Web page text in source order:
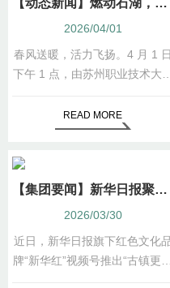
【动态新闻】燃动石湖，青春逐梦 ——2026 “华成杯” 苏州职业技术大学石湖“亲春跑”活力开跑
2026/04/01
春风送暖，活力飞扬。4 月 1 日
下午 1 点，由苏州职业技术大学
公司承接承办的2026 “华成杯”
苏州职业技术大学石湖 “亲春跑”
READ MORE
【集团要闻】新华日报聚焦震泽古镇焕新 底定桥西建筑群邀您共赴江南春约
2026/03/30
近日，新华日报旗下红色文化
牌“新华红”视频号推出“古镇更新